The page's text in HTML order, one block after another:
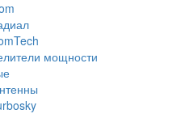
мощности